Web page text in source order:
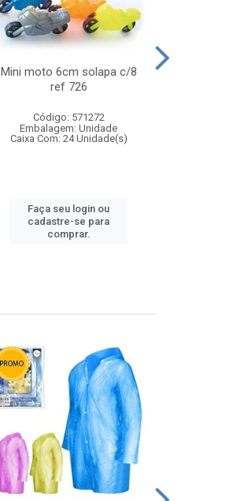
Mini moto 6cm solapa c/8
ref 726
Código: 571272
Embalagem: Unidade
Caixa Com: 24 Unidade(s)
Faça seu login ou
cadastre-se para
comprar.